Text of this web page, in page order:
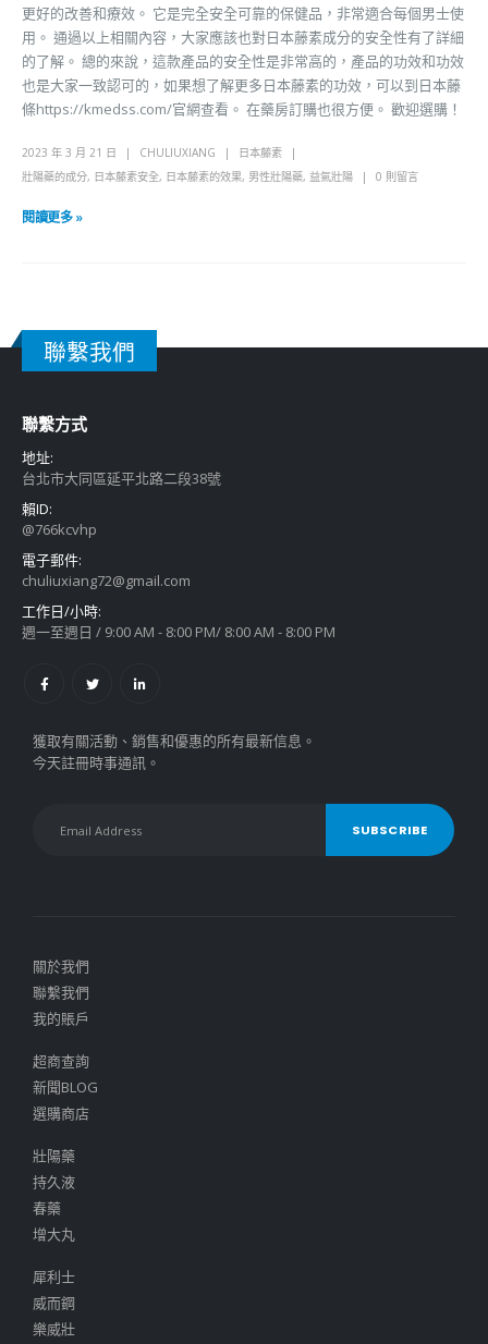
更好的改善和療效。 它是完全安全可靠的保健品，非常適合每個男士使
用。 通過以上相關內容，大家應該也對日本藤素成分的安全性有了詳細
的了解。 總的來說，這款產品的安全性是非常高的，產品的功效和功效
也是大家一致認可的，如果想了解更多日本藤素的功效，可以到日本藤
條https://kmedss.com/官網查看。 在藥房訂購也很方便。 歡迎選購！
2023 年 3 月 21 日 CHULIUXIANG
日本藤素
壯陽藥的成分, 日本藤素安全, 日本藤素的效果, 男性壯陽藥, 益氣壯陽 0 則留言
閱讀更多 »
聯繫我們
聯繫方式
地址:
台北市大同區延平北路二段38號
賴ID:
@766kcvhp
電子郵件:
chuliuxiang72@gmail.com
工作日/小時:
週一至週日 / 9:00 AM - 8:00 PM/ 8:00 AM - 8:00 PM
獲取有關活動、銷售和優惠的所有最新信息。
今天註冊時事通訊。
關於我們
聯繫我們
我的賬戶
超商查詢
新聞BLOG
選購商店
壯陽藥
持久液
春藥
增大丸
犀利士
威而鋼
樂威壯